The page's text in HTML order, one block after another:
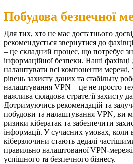
Побудова безпечної
Для тих, хто не має достатнього
рекомендується звернутися до
– це складний процес, що потребує
інформаційної безпеки. Наші
налаштувати всі компоненти
рівень захисту даних та стабільну
налаштування VPN – це не просто
важлива складова стратегії захисту
Дотримуючись рекомендацій та
побудови та налаштування VPN, ви
ризики кібератак та забезпечити
інформації. У сучасних умовах, коли
кіберзлочини стають дедалі
правильно налаштованої VPN-
успішного та безпечного бізнесу.